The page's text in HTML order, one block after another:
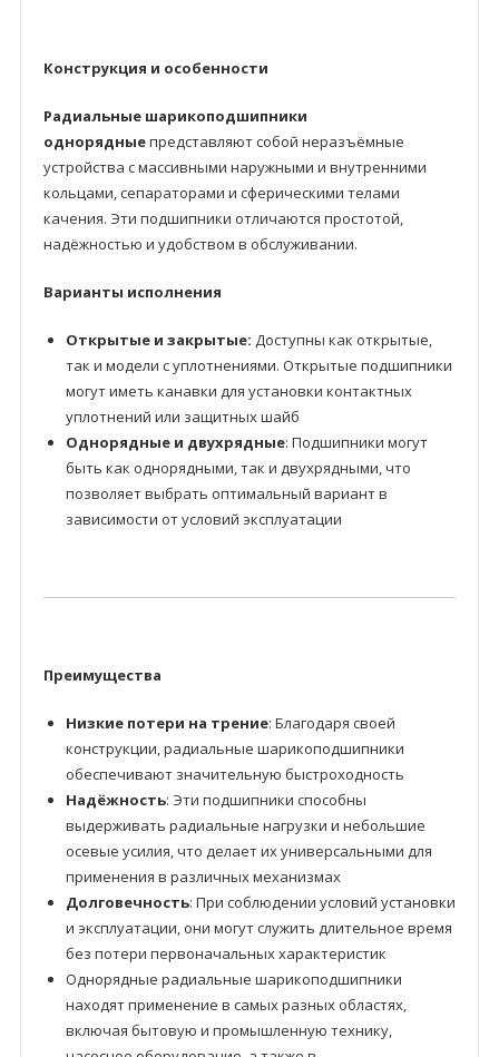
Конструкция и особенности
Радиальные шарикоподшипники
однорядныепредставляют собой неразъёмные
устройства с массивными наружными и внутренними
кольцами, сепараторами и сферическими телами
качения. Эти подшипники отличаются простотой,
надёжностью и удобством в обслуживании.
Варианты исполнения
Открытые и закрытые: Доступны как открытые,
так и модели с уплотнениями. Открытые подшипники
могут иметь канавки для установки контактных
уплотнений или защитных шайб
Однорядные и двухрядные: Подшипники могут
быть как однорядными, так и двухрядными, что
позволяет выбрать оптимальный вариант в
зависимости от условий эксплуатации
Преимущества
Низкие потери на трение: Благодаря своей
конструкции, радиальные шарикоподшипники
обеспечивают значительную быстроходность
Надёжность: Эти подшипники способны
выдерживать радиальные нагрузки и небольшие
осевые усилия, что делает их универсальными для
применения в различных механизмах
Долговечность: При соблюдении условий установки
и эксплуатации, они могут служить длительное время
без потери первоначальных характеристик
Однорядные радиальные шарикоподшипники
находят применение в самых разных областях,
включая бытовую и промышленную технику,